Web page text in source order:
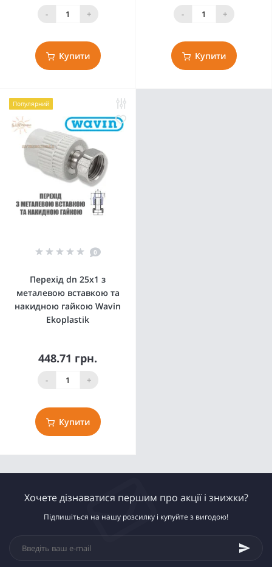
- +
Купити
- +
Купити
Популярний
0
Перехід dn 25х1 з
металевою вставкою та
накидною гайкою Wavin
Ekoplastik
448.71 грн.
- +
Купити
Хочете дізнаватися першим про акції і знижки?
Підпишіться на нашу розсилку і купуйте з вигодою!